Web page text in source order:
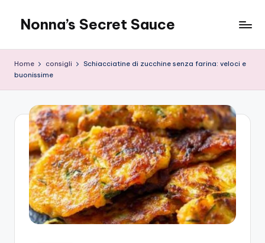
content
Nonna’s Secret Sauce
Home consigli
Schiacciatine di zucchine senza farina: veloci e
buonissime